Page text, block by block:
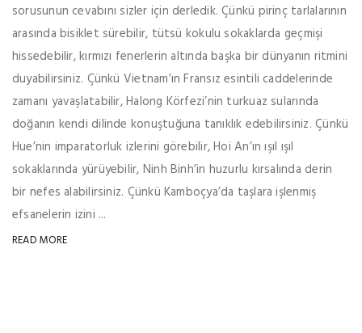
sorusunun cevabını sizler için derledik. Çünkü pirinç tarlalarının
arasında bisiklet sürebilir, tütsü kokulu sokaklarda geçmişi
hissedebilir, kırmızı fenerlerin altında başka bir dünyanın ritmini
duyabilirsiniz. Çünkü Vietnam’ın Fransız esintili caddelerinde
zamanı yavaşlatabilir, Halong Körfezi’nin turkuaz sularında
doğanın kendi dilinde konuştuğuna tanıklık edebilirsiniz. Çünkü
Hue’nin imparatorluk izlerini görebilir, Hoi An’ın ışıl ışıl
sokaklarında yürüyebilir, Ninh Binh’in huzurlu kırsalında derin
bir nefes alabilirsiniz. Çünkü Kamboçya’da taşlara işlenmiş
efsanelerin izini ...
READ MORE